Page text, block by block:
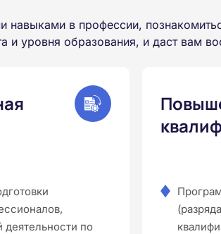
в профессии,
уровня образования, и даст вам
по